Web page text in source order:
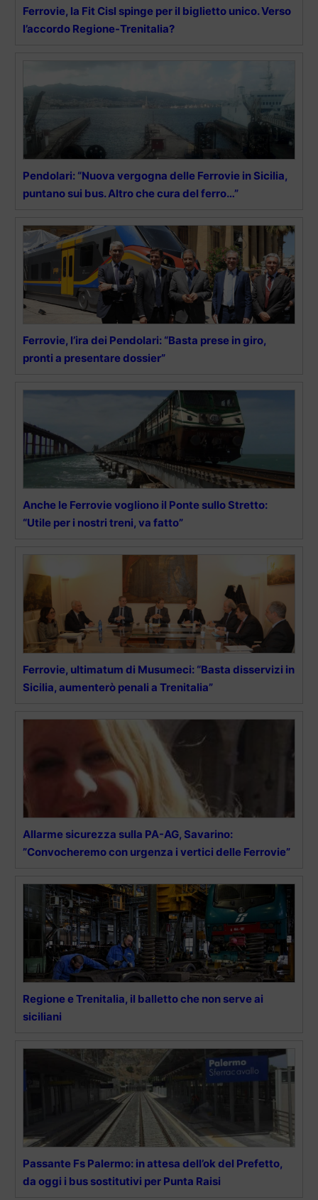
Ferrovie, la Fit Cisl spinge per il biglietto unico. Verso
l’accordo Regione-Trenitalia?
Pendolari: “Nuova vergogna delle Ferrovie in Sicilia,
puntano sui bus. Altro che cura del ferro…”
Ferrovie, l’ira dei Pendolari: “Basta prese in giro,
pronti a presentare dossier”
Anche le Ferrovie vogliono il Ponte sullo Stretto:
“Utile per i nostri treni, va fatto”
Ferrovie, ultimatum di Musumeci: “Basta disservizi in
Sicilia, aumenterò penali a Trenitalia”
Allarme sicurezza sulla PA-AG, Savarino:
”Convocheremo con urgenza i vertici delle Ferrovie”
Regione e Trenitalia, il balletto che non serve ai
siciliani
Passante Fs Palermo: in attesa dell’ok del Prefetto,
da oggi i bus sostitutivi per Punta Raisi